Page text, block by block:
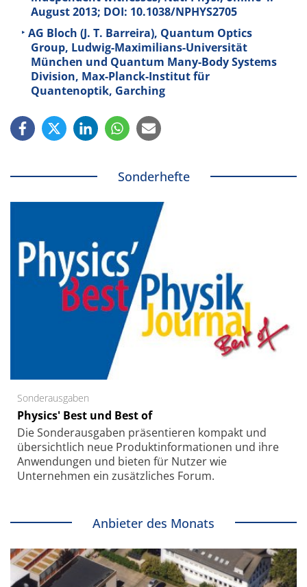
August 2013; DOI: 10.1038/NPHYS2705
AG Bloch (J. T. Barreira), Quantum Optics
Group, Ludwig-Maximilians-Universität
München und Quantum Many-Body Systems
Division, Max-Planck-Institut für
Quantenoptik, Garching
Sonderhefte
Sonderausgaben
Physics' Best und Best of
Die Sonder­ausgaben präsentieren kompakt und
übersichtlich neue Produkt­informationen und ihre
Anwendungen und bieten für Nutzer wie
Unternehmen ein zusätzliches Forum.
Anbieter des Monats